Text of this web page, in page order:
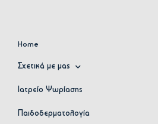
Home
Σχετικά με μας
Ιατρείο Ψωρίασης
Παιδοδερματολογία